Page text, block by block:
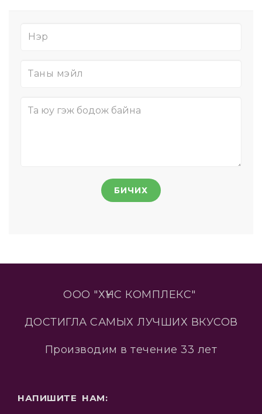
БИЧИХ
ООО "ХҮНС КОМПЛЕКС"
ДОСТИГЛА САМЫХ ЛУЧШИХ ВКУСОВ
Производим в течение 33 лет
НАПИШИТЕ НАМ: